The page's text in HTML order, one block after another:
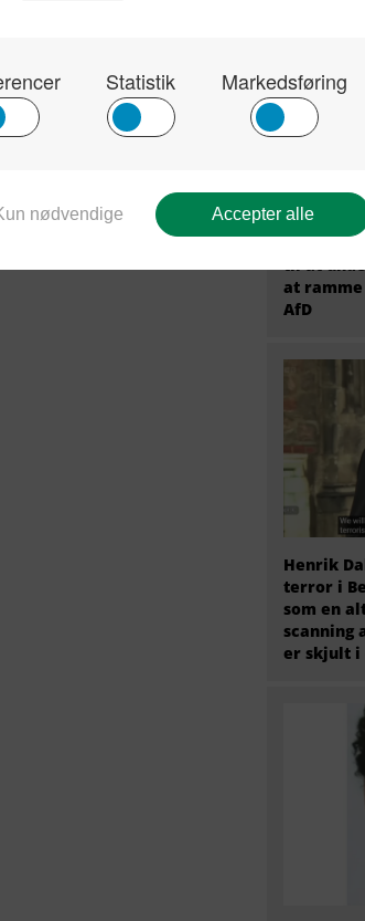
Tysk
Stærke
til at
at
AfD
Henrik
terror i
som en
scanning
er skjult